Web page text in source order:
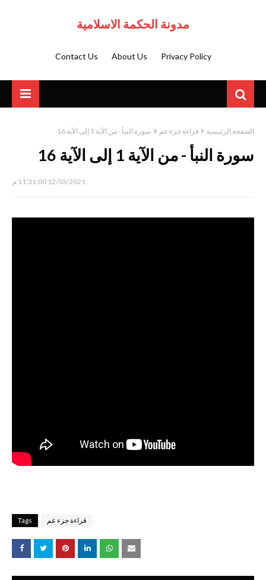
مدونة الحكمة الاسلامية
Privacy Policy
About Us
Contact Us
الصفحة الرئيسية قراءة جزء عم سورة النبأ - من الآية 1 إلى الآية 16
سورة النبأ - من الآية 1 إلى الآية 16
12/03/2021 11:31:00 م
Tags قراءة جزء عم